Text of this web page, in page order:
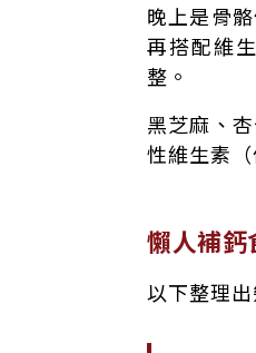
晚上是骨
再搭配維
整。
黑芝麻、
性維生素
懶人補鈣
以下整理